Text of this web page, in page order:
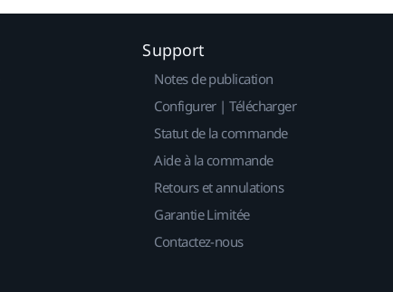
Support
Notes de publication
Configurer | Télécharger
Statut de la commande
Aide à la commande
Retours et annulations
Garantie Limitée
Contactez-nous